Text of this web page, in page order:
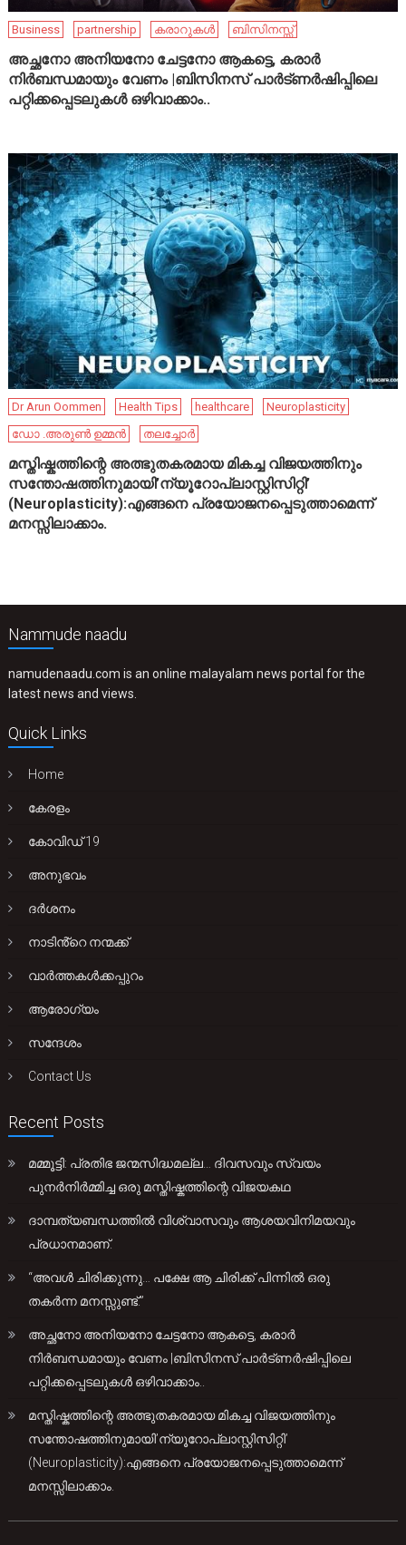
Business partnership കരാറുകൾ ബിസിനസ്സ്
അച്ഛനോ അനിയനോ ചേട്ടനോ ആകട്ടെ, കരാർ
നിർബന്ധമായും വേണം |ബിസിനസ് പാർട്ണർഷിപ്പിലെ
പറ്റിക്കപ്പെടലുകൾ ഒഴിവാക്കാം..
Dr Arun Oommen Health Tips healthcare
Neuroplasticity
ഡോ .അരുൺ ഉമ്മൻ
തലച്ചോർ
മസ്തിഷ്കത്തിന്റെ അത്ഭുതകരമായ മികച്ച വിജയത്തിനും
സന്തോഷത്തിനുമായി’ന്യൂറോപ്ലാസ്റ്റിസിറ്റി’
(Neuroplasticity):എങ്ങനെ പ്രയോജനപ്പെടുത്താമെന്ന്
മനസ്സിലാക്കാം.
Nammude naadu
namudenaadu.com is an online malayalam news portal for the
latest news and views.
Quick Links
Home
കേരളം
കോവിഡ് 19
അനുഭവം
ദർശനം
നാടിൻ്റെ നന്മക്ക്
വാർത്തകൾക്കപ്പുറം
ആരോഗ്യം
സന്ദേശം
Contact Us
Recent Posts
മമ്മൂട്ടി: പ്രതിഭ ജന്മസിദ്ധമല്ല… ദിവസവും സ്വയം
പുനർനിർമ്മിച്ച ഒരു മസ്തിഷ്കത്തിന്റെ വിജയകഥ
ദാമ്പത്യബന്ധത്തിൽ വിശ്വാസവും ആശയവിനിമയവും
പ്രധാനമാണ്.
“അവൾ ചിരിക്കുന്നു… പക്ഷേ ആ ചിരിക്ക് പിന്നിൽ ഒരു
തകർന്ന മനസ്സുണ്ട്.”
അച്ഛനോ അനിയനോ ചേട്ടനോ ആകട്ടെ, കരാർ
നിർബന്ധമായും വേണം |ബിസിനസ് പാർട്ണർഷിപ്പിലെ
പറ്റിക്കപ്പെടലുകൾ ഒഴിവാക്കാം..
മസ്തിഷ്കത്തിന്റെ അത്ഭുതകരമായ മികച്ച വിജയത്തിനും
സന്തോഷത്തിനുമായി’ന്യൂറോപ്ലാസ്റ്റിസിറ്റി’
(Neuroplasticity):എങ്ങനെ പ്രയോജനപ്പെടുത്താമെന്ന്
മനസ്സിലാക്കാം.